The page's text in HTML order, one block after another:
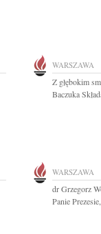
WARSZAWA
Z głębokim
Baczuka
WARSZAWA
dr Grzegorz
Panie